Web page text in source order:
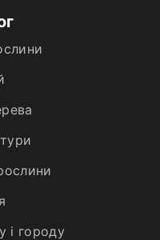
і городу